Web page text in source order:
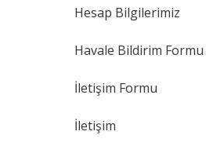
Hesap Bilgilerimiz
Havale Bildirim Formu
İletişim Formu
İletişim